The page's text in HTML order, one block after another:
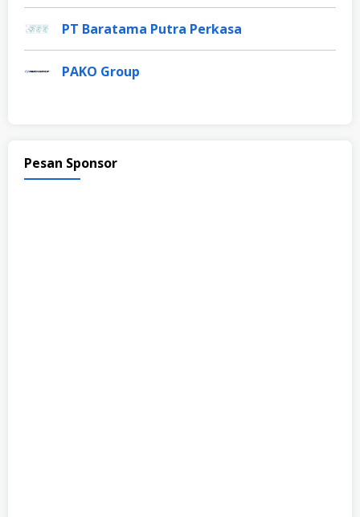
PT Baratama Putra Perkasa
PAKO Group
Pesan Sponsor